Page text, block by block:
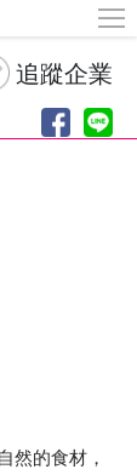
然的食材，